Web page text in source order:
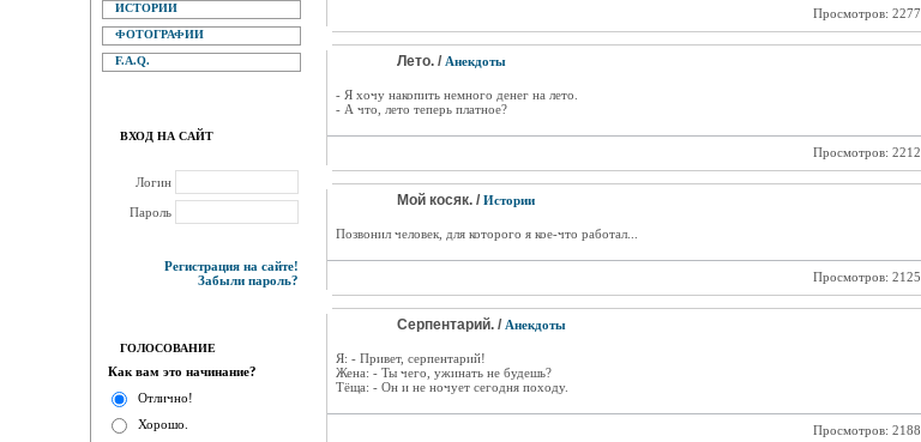
ИСТОРИИ
ФОТОГРАФИИ
F.A.Q.
ВХОД НА САЙТ
Логин
Пароль
Регистрация на сайте!
Забыли пароль?
ГОЛОСОВАНИЕ
Как вам это начинание?
Отлично!
Хорошо.
Просмотров: 2277
Лето. / Анекдоты
- Я хочу накопить немного денег на лето.
- А что, лето теперь платное?
Просмотров: 2212
Мой косяк. / Истории
Позвонил человек, для которого я кое-что работал...
Просмотров: 2125
Серпентарий. / Анекдоты
Я: - Привет, серпентарий!
Жена: - Ты чего, ужинать не будешь?
Тёща: - Он и не ночует сегодня походу.
Просмотров: 2188